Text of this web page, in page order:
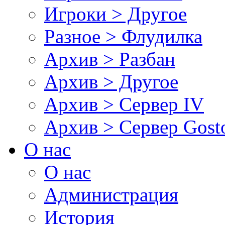
Игроки > Другое
Разное > Флудилка
Архив > Разбан
Архив > Другое
Архив > Сервер IV
Архив > Сервер
О нас
О нас
Администрация
История